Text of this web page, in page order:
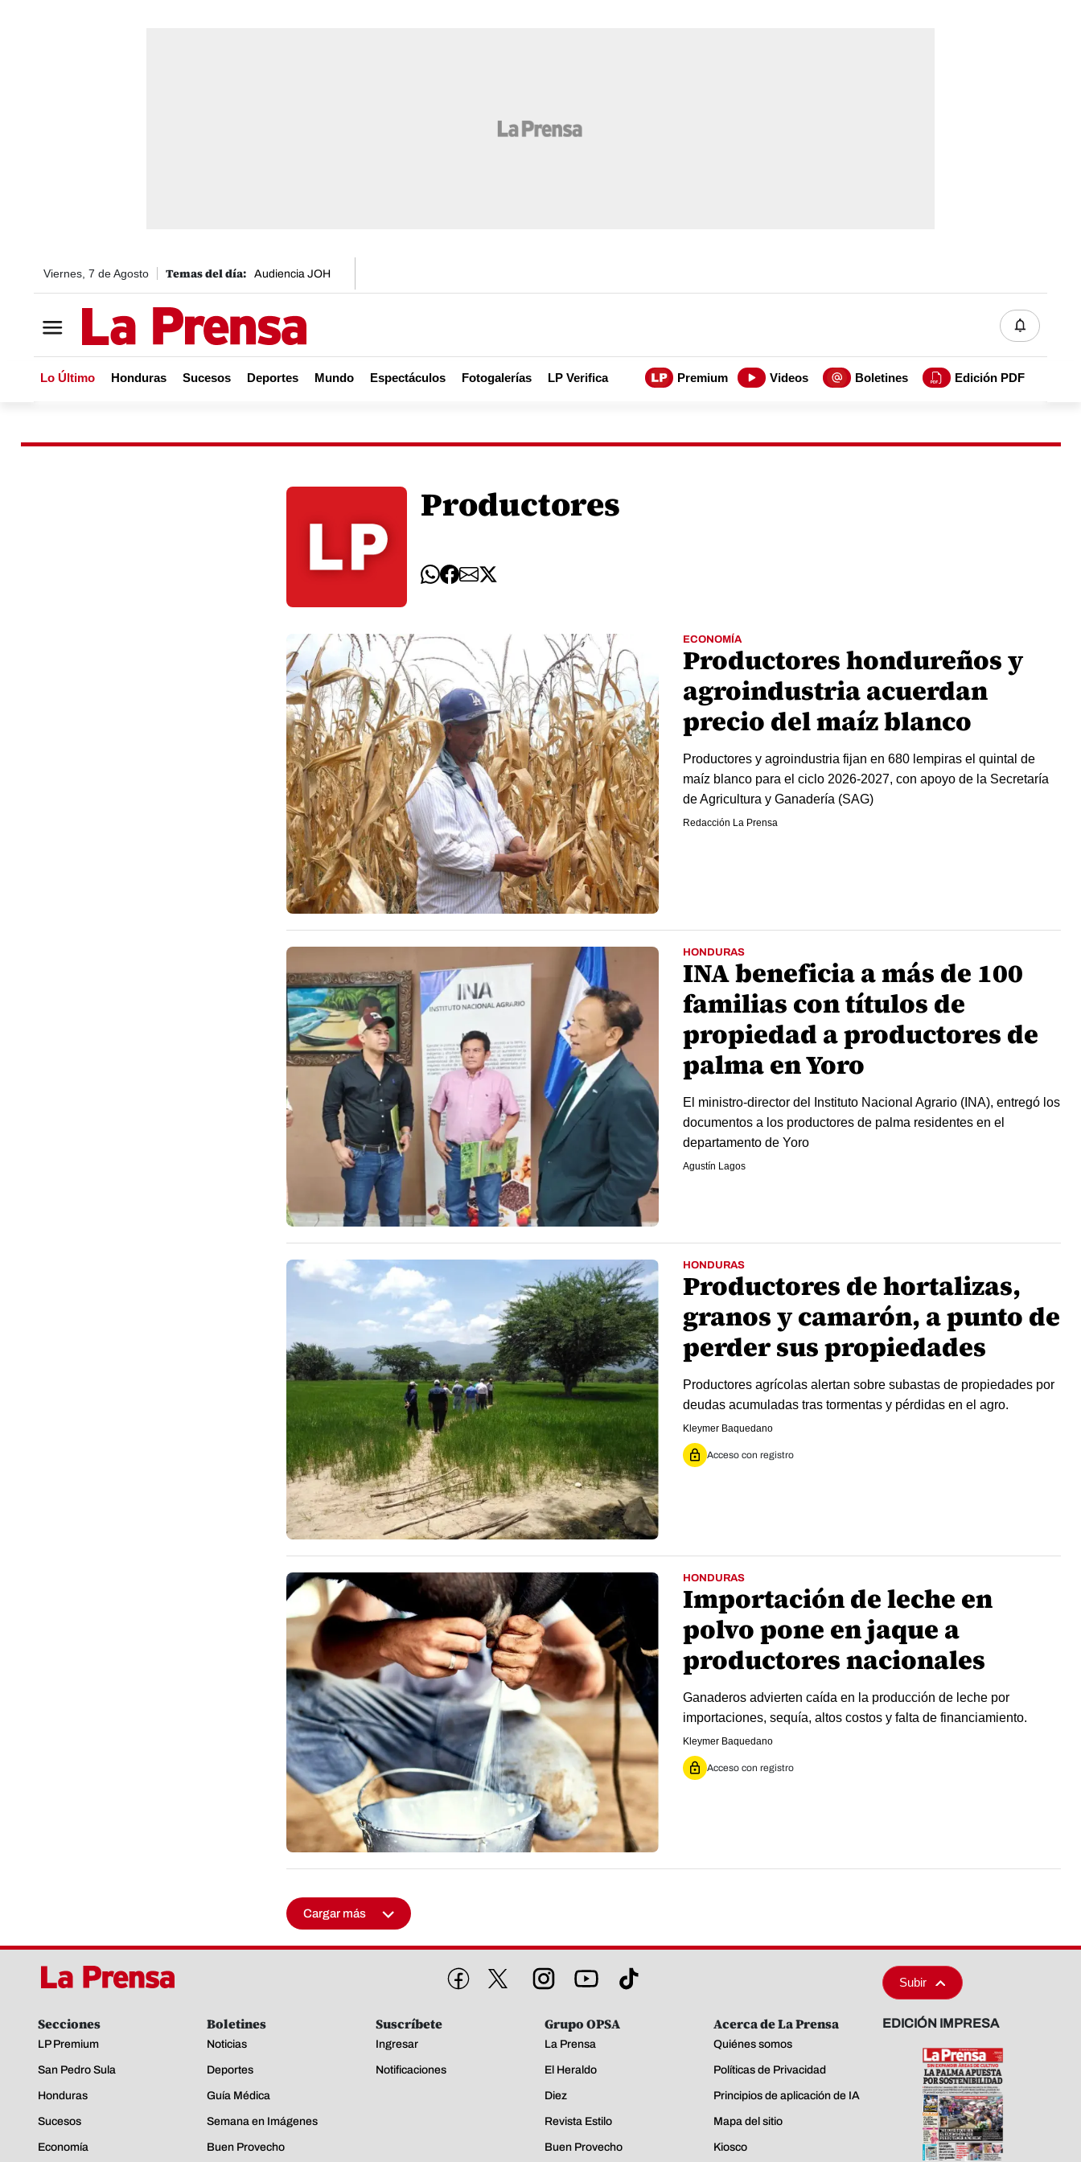
Viernes, 7 de Agosto Audiencia JOH
Lo Último Honduras Sucesos Deportes Mundo Espectáculos Fotogalerías LP Verifica Premium Videos Boletines Edición PDF
Productores
ECONOMÍA
Productores hondureños y
agroindustria acuerdan
precio del maíz blanco
Productores y agroindustria fijan en 680 lempiras el quintal de
maíz blanco para el ciclo 2026-2027, con apoyo de la Secretaría
de Agricultura y Ganadería (SAG)
Redacción La Prensa
HONDURAS
INA beneficia a más de 100
familias con títulos de
propiedad a productores de
palma en Yoro
El ministro-director del Instituto Nacional Agrario (INA), entregó los
documentos a los productores de palma residentes en el
departamento de Yoro
Agustín Lagos
HONDURAS
Productores de hortalizas,
granos y camarón, a punto de
perder sus propiedades
Productores agrícolas alertan sobre subastas de propiedades por
deudas acumuladas tras tormentas y pérdidas en el agro.
Kleymer Baquedano
Acceso con registro
HONDURAS
Importación de leche en
polvo pone en jaque a
productores nacionales
Ganaderos advierten caída en la producción de leche por
importaciones, sequía, altos costos y falta de financiamiento.
Kleymer Baquedano
Acceso con registro
Cargar más
Subir
Secciones
LP Premium
San Pedro Sula
Honduras
Sucesos
Economía
Boletines
Noticias
Deportes
Guía Médica
Semana en Imágenes
Buen Provecho
Suscríbete
Ingresar
Notificaciones
Grupo OPSA
La Prensa
El Heraldo
Diez
Revista Estilo
Buen Provecho
Acerca de La Prensa
Quiénes somos
Políticas de Privacidad
Principios de aplicación de IA
Mapa del sitio
Kiosco
EDICIÓN IMPRESA